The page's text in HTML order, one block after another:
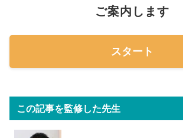
ご案内します
スタート
この記事を監修した先生